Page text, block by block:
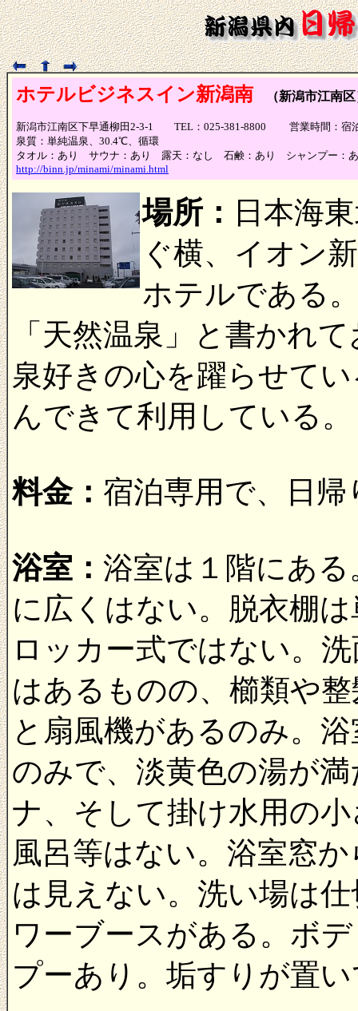
ホテルビジネスイン新潟南 （新潟市江南
新潟市江南区下早通柳田2-3-1 TEL：025-381-8800 営業時間：
泉質：単純温泉、30.4℃、循環
タオル：あり サウナ：あり 露天：なし 石鹸：あり シャンプー：
http://binn.jp/minami/minami.html
場所： 日本海
ぐ横、イオン
ホテルである
「天然温泉」と書かれ
泉好きの心を躍らせて
んできて利用している。
料金： 宿泊専用で、日
浴室： 浴室は１階にあ
に広くはない。脱衣棚
ロッカー式ではない。
はあるものの、櫛類や
と扇風機があるのみ。
のみで、淡黄色の湯が
ナ、そして掛け水用の
風呂等はない。浴室窓
は見えない。洗い場は
ワーブースがある。ボ
プーあり。垢すりが置